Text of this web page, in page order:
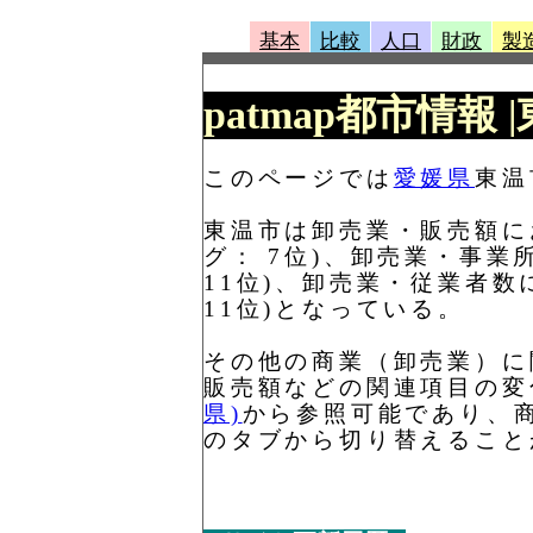
基本 比較 人口 財政 製
patmap都市情報
このページでは 愛媛県東
東温市は卸売業・販売額
グ： 7位)、卸売業・事業
11位)、卸売業・従業者
11位)となっている。
その他の商業（卸売業）
販売額などの関連項目の
県) から参照可能であり、
のタブから切り替えるこ